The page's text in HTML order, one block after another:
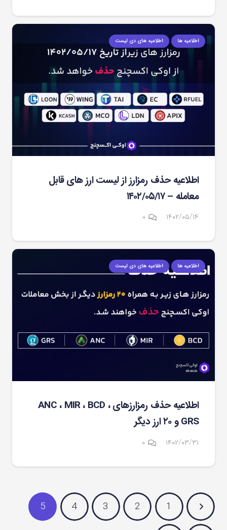
اطلاعیه ها اطلاعیه های دی لیست
اطلاعیه حذف رمزارز از لیست ارز های قابل
معامله – ۱۴۰۲/۰۵/۱۷
۱۴۰۲/۰۵/۱۴ ۰
اطلاعیه ها اطلاعیه های دی لیست
اطلاعیه حذف رمزارزهای ANC ، MIR ، BCD ،
GRS و ۲۰ ارز دیگر
۱۴۰۲/۰۳/۳۱ ۰
1
2
3
4
5